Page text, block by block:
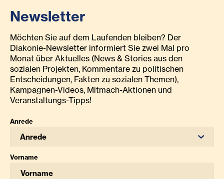
Newsletter
Möchten Sie auf dem Laufenden bleiben? Der
Diakonie-Newsletter informiert Sie zwei Mal pro
Monat über Aktuelles (News & Stories aus den
sozialen Projekten, Kommentare zu politischen
Entscheidungen, Fakten zu sozialen Themen),
Kampagnen-Videos, Mitmach-Aktionen und
Veranstaltungs-Tipps!
Anrede
Anrede
Vorname